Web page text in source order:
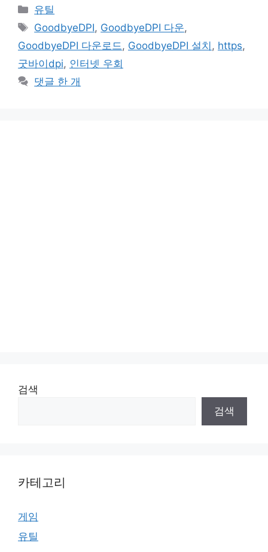
카
테
리
유틸
태
그
GoodbyeDPI, GoodbyeDPI 다운,
GoodbyeDPI 다운로드 , GoodbyeDPI 설치 , https,
굿바이dpi, 인터넷 우회
댓글 한 개
검색
검색
카테고리
게임
유틸